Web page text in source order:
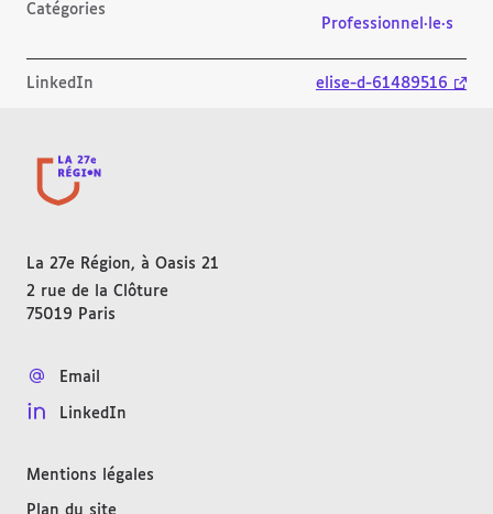
Catégories
Professionnel·le·s
LinkedIn elise-d-61489516
La 27e Région, à Oasis 21
2 rue de la Clôture
75019
Paris
Email
LinkedIn
Mentions légales
Plan du site